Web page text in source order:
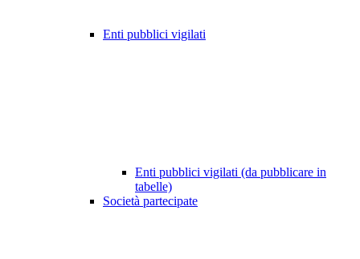
Enti pubblici vigilati
Enti pubblici vigilati (da pubblicare in
tabelle)
Società partecipate